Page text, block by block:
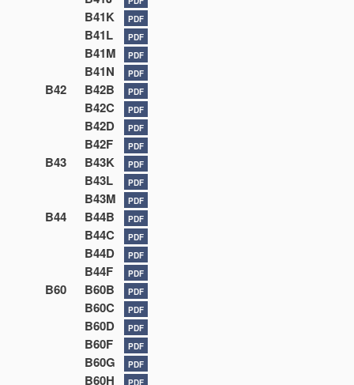
B41K PDF
B41L PDF
B41M PDF
B41N PDF
B42 B42B PDF
B42C PDF
B42D PDF
B42F PDF
B43 B43K PDF
B43L PDF
B43M PDF
B44 B44B PDF
B44C PDF
B44D PDF
B44F PDF
B60 B60B PDF
B60C PDF
B60D PDF
B60F PDF
B60G PDF
B60H PDF